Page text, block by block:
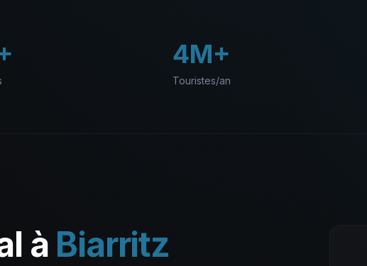
4M+
Touristes/an
à Biarritz